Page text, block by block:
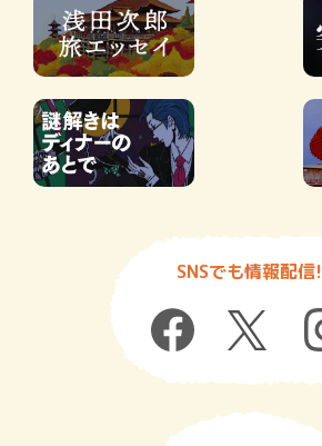
SNSでも情報配信!